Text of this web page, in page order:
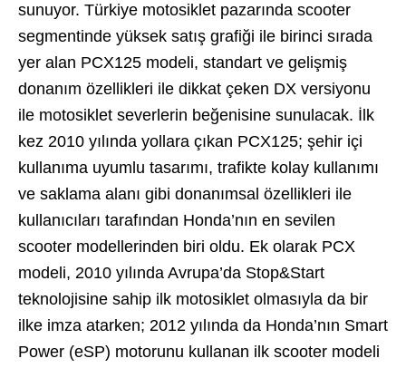
sunuyor. Türkiye motosiklet pazarında scooter
segmentinde yüksek satış grafiği ile birinci sırada
yer alan PCX125 modeli, standart ve gelişmiş
donanım özellikleri ile dikkat çeken DX versiyonu
ile motosiklet severlerin beğenisine sunulacak. İlk
kez 2010 yılında yollara çıkan PCX125; şehir içi
kullanıma uyumlu tasarımı, trafikte kolay kullanımı
ve saklama alanı gibi donanımsal özellikleri ile
kullanıcıları tarafından Honda’nın en sevilen
scooter modellerinden biri oldu. Ek olarak PCX
modeli, 2010 yılında Avrupa’da Stop&Start
teknolojisine sahip ilk motosiklet olmasıyla da bir
ilke imza atarken; 2012 yılında da Honda’nın Smart
Power (eSP) motorunu kullanan ilk scooter modeli